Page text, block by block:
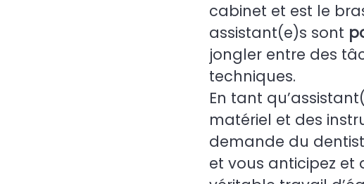
cabinet et est le
assistant(e)s sont
jongler entre des
techniques.
En tant
matériel et des
demande du
et vous anticipez et